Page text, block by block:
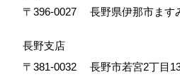
〒396-0027
長野県伊那市ま
長野支店
〒381-0032
長野市若宮2丁目